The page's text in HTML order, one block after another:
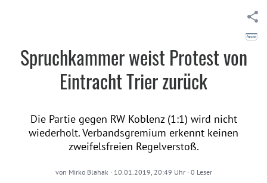
Spruchkammer weist Protest von
Eintracht Trier zurück
Die Partie gegen RW Koblenz (1:1) wird nicht
wiederholt. Verbandsgremium erkennt keinen
zweifelsfreien Regelverstoß.
von Mirko Blahak· 10.01.2019, 20:49 Uhr· 0 Leser